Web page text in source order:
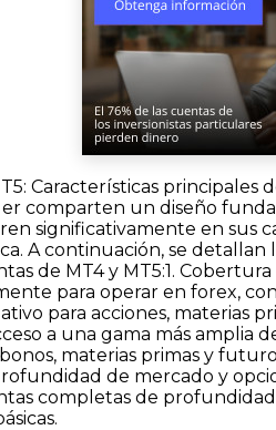
Características
comparten un diseño
significativamente en sus
A continuación, se detallan
de MT4 y MT5:1. Cobertura
para operar en forex,
para acciones, materias
a una gama más amplia
materias primas y
de mercado y
completas de